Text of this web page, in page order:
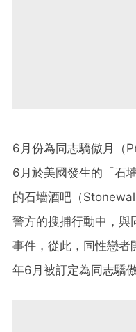
6月份為同志驕傲月（
6 月於美國發生的「石
的石墻酒吧（
警方的搜捕行動中，與
事件，從此，同性戀者
年6月被訂定為同志驕傲